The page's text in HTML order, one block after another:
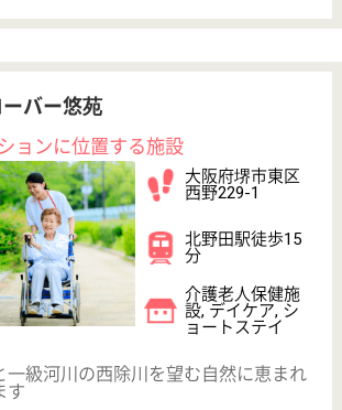
格を選択してくださ
実務者研修
(ヘルパー1級)
社会福祉士
PT
誕生年 必須
戻る